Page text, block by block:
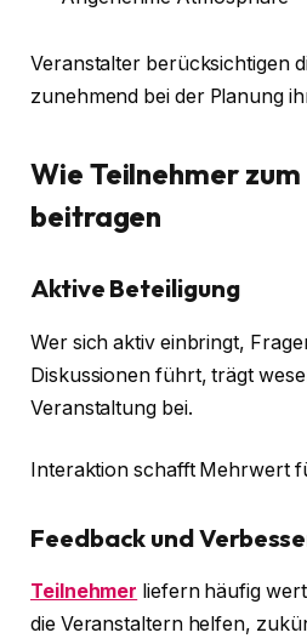
Veranstalter berücksichtigen
zunehmend bei der Planung
Wie Teilnehmer
beitragen
Aktive Beteiligung
Wer sich aktiv einbringt,
Diskussionen führt, trägt
Veranstaltung bei.
Interaktion schafft Mehrwert
Feedback und
Teilnehmer liefern häufig
die Veranstaltern helfen,